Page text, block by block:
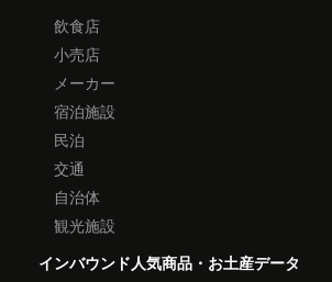
飲食店
小売店
メーカー
宿泊施設
民泊
交通
自治体
観光施設
インバウンド人気商品・お土産データ